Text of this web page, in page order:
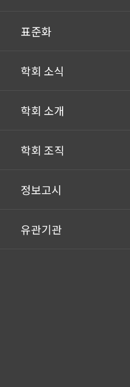
표준화
학회 소식
학회 소개
학회 조직
정보고시
유관기관